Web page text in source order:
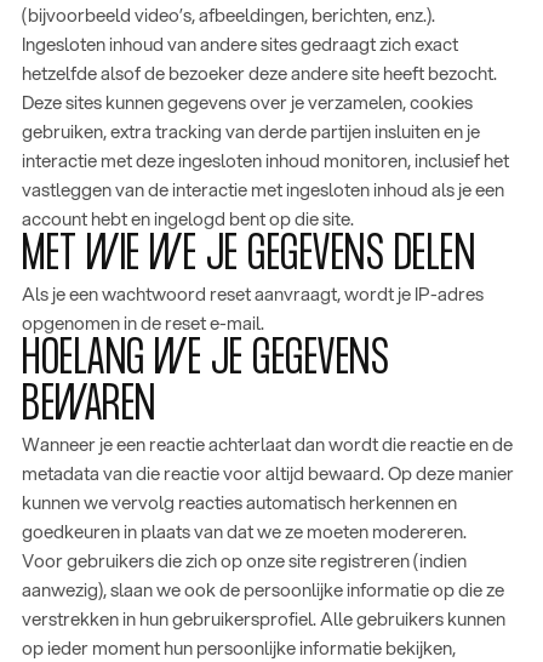
(bijvoorbeeld video’s, afbeeldingen, berichten, enz.).
Ingesloten inhoud van andere sites gedraagt zich exact
hetzelfde alsof de bezoeker deze andere site heeft bezocht.
Deze sites kunnen gegevens over je verzamelen, cookies
gebruiken, extra tracking van derde partijen insluiten en je
interactie met deze ingesloten inhoud monitoren, inclusief het
vastleggen van de interactie met ingesloten inhoud als je een
account hebt en ingelogd bent op die site.
MET WIE WE JE GEGEVENS DELEN
Als je een wachtwoord reset aanvraagt, wordt je IP-adres
opgenomen in de reset e-mail.
HOELANG WE JE GEGEVENS
BEWAREN
Wanneer je een reactie achterlaat dan wordt die reactie en de
metadata van die reactie voor altijd bewaard. Op deze manier
kunnen we vervolg reacties automatisch herkennen en
goedkeuren in plaats van dat we ze moeten modereren.
Voor gebruikers die zich op onze site registreren (indien
aanwezig), slaan we ook de persoonlijke informatie op die ze
verstrekken in hun gebruikersprofiel. Alle gebruikers kunnen
op ieder moment hun persoonlijke informatie bekijken,